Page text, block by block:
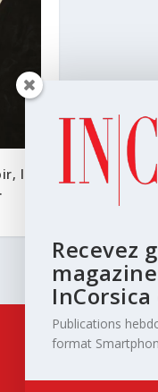
la
Recevez
Publications
format